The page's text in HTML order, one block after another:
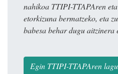
nahikoa TTIPI-TTAPAren
etorkizuna bermatzeko, eta
babesa behar dugu aitzinera
Egin TTIPI-TTAPAren